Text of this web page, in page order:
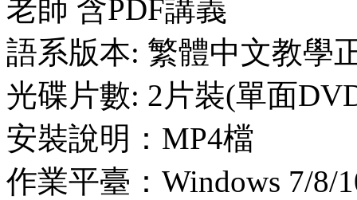
老師 含PDF講義
語系版本: 繁體中文教學
光碟片數: 2片裝(單面
安裝說明：MP4檔
作業平臺：Windows 7/8/